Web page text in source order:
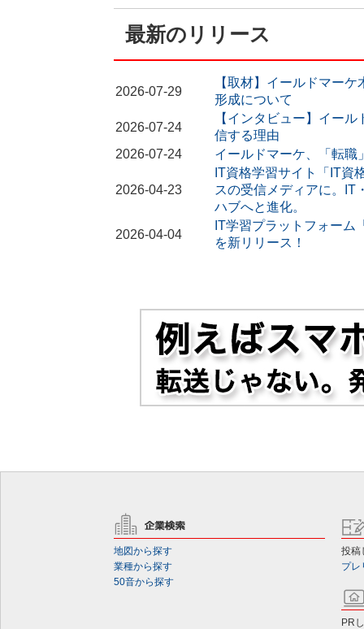
最新のリリース
2026-07-29
【取材】イールドマー
形成について
2026-07-24
【インタビュー】イー
信する理由
2026-07-24
イールドマーケ、「転職
2026-04-23
IT資格学習サイト「IT資
スの受信メディアに。IT
ハブへと進化。
2026-04-04
IT学習プラットフォーム
を新リリース！
地図から探す
業種から探す
50音から探す
投稿
プレ
PR